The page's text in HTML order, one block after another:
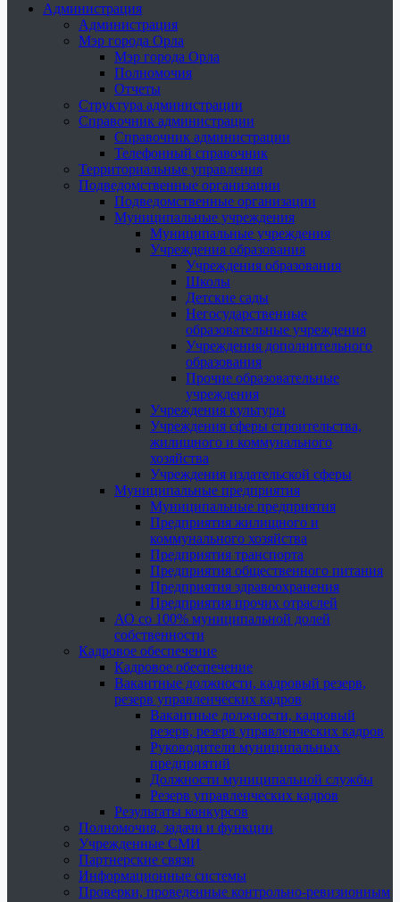
Администрация
Администрация
Мэр города Орла
Мэр города Орла
Полномочия
Отчеты
Структура администрации
Справочник администрации
Справочник администрации
Телефонный справочник
Территориальные управления
Подведомственные организации
Подведомственные организации
Муниципальные учреждения
Муниципальные учреждения
Учреждения образования
Учреждения образования
Школы
Детские сады
Негосударственные
образовательные учреждения
Учреждения дополнительного
образования
Прочие образовательные
учреждения
Учреждения культуры
Учреждения сферы строительства,
жилищного и коммунального
хозяйства
Учреждения издательской сферы
Муниципальные предприятия
Муниципальные предприятия
Предприятия жилищного и
коммунального хозяйства
Предприятия транспорта
Предприятия общественного питания
Предприятия здравоохранения
Предприятия прочих отраслей
АО со 100% муниципальной долей
собственности
Кадровое обеспечение
Кадровое обеспечение
Вакантные должности, кадровый резерв,
резерв управленческих кадров
Вакантные должности, кадровый
резерв, резерв управленческих кадров
Руководители муниципальных
предприятий
Должности муниципальной службы
Резерв управленческих кадров
Результаты конкурсов
Полномочия, задачи и функции
Учрежденные СМИ
Партнерские связи
Информационные системы
Проверки, проведенные контрольно-ревизионным